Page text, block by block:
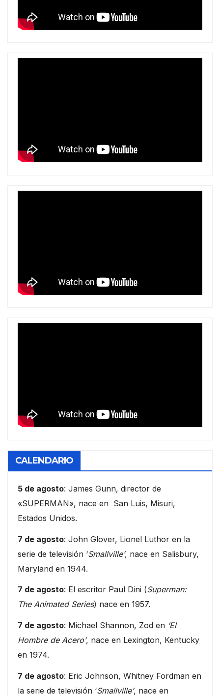
CALENDARIO
5 de agosto: James Gunn, director de
«SUPERMAN», nace en San Luis, Misuri,
Estados Unidos.
7 de agosto: John Glover, Lionel Luthor en la
serie de televisión ‘Smallville’, nace en Salisbury,
Maryland en 1944.
7 de agosto: El escritor Paul Dini (Superman:
The Animated Series) nace en 1957.
7 de agosto: Michael Shannon, Zod en ‘El
Hombre de Acero’, nace en Lexington, Kentucky
en 1974.
7 de agosto: Eric Johnson, Whitney Fordman en
la serie de televisión ‘Smallville’, nace en